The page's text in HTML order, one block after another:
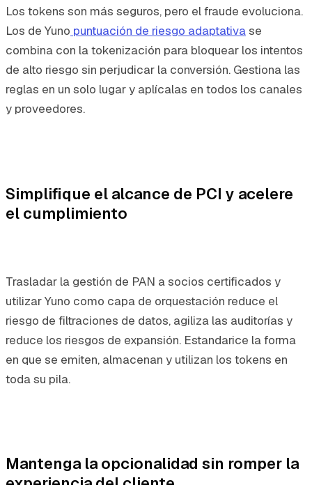
Los tokens son más seguros, pero el fraude evoluciona.
Los de Yuno puntuación de riesgo adaptativase
combina con la tokenización para bloquear los intentos
de alto riesgo sin perjudicar la conversión. Gestiona las
reglas en un solo lugar y aplícalas en todos los canales
y proveedores.
Simplifique el alcance de PCI y acelere
el cumplimiento
Trasladar la gestión de PAN a socios certificados y
utilizar Yuno como capa de orquestación reduce el
riesgo de filtraciones de datos, agiliza las auditorías y
reduce los riesgos de expansión. Estandarice la forma
en que se emiten, almacenan y utilizan los tokens en
toda su pila.
Mantenga la opcionalidad sin romper la